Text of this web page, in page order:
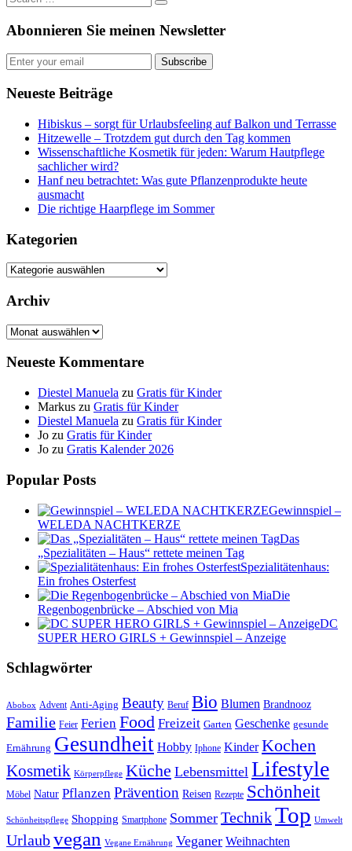
Abonnieren Sie meinen Newsletter
Subscribe
Neueste Beiträge
Hibiskus – sorgt für Urlaubsfeeling auf Balkon und Terrasse
Hitzewelle – Trotzdem gut durch den Tag kommen
Wissenschaftliche Kosmetik für jeden: Warum Hautpflege
sachlicher wird?
Hanf neu betrachtet: Was gute Pflanzenprodukte heute
ausmacht
Die richtige Haarpflege im Sommer
Kategorien
Kategorien
Archiv
Archiv
Neueste Kommentare
Diestel Manuela zu Gratis für Kinder
Markus zu Gratis für Kinder
Diestel Manuela zu Gratis für Kinder
Jo zu Gratis für Kinder
Jo zu Gratis Kalender 2026
Popular Posts
Gewinnspiel –
WELEDA NACHTKERZE
Das
„Spezialitäten – Haus“ rettete meinen Tag
Spezialitätenhaus:
Ein frohes Osterfest
Die
Regenbogenbrücke – Abschied von Mia
DC
SUPER HERO GIRLS + Gewinnspiel – Anzeige
Schlagwörter
Abobox Advent Anti-Aging Beauty Beruf Bio Blumen Brandnooz
Familie Feier Ferien Food Freizeit Garten Geschenke gesunde
Ernährung Gesundheit Hobby Iphone Kinder Kochen
Kosmetik Körperpflege Küche Lebensmittel Lifestyle
Möbel Natur Pflanzen Prävention Reisen Rezepte Schönheit
Schönheitspflege Shopping Smartphone Sommer TechnikTop Umwelt
Urlaubvegan Vegane Ernährung Veganer Weihnachten